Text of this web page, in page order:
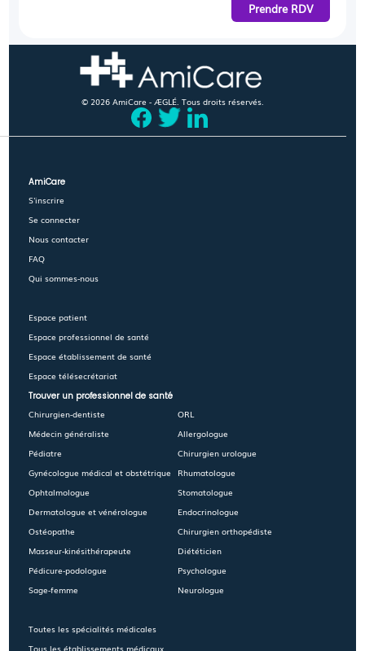
Prendre RDV
© 2026 AmiCare - ÆGLÉ. Tous droits réservés.
AmiCare
S'inscrire
Se connecter
Nous contacter
FAQ
Qui sommes-nous
Espace patient
Espace professionnel de santé
Espace établissement de santé
Espace télésecrétariat
Trouver un professionnel de santé
Chirurgien-dentiste
Médecin généraliste
Pédiatre
Gynécologue médical et obstétrique
Ophtalmologue
Dermatologue et vénérologue
Ostéopathe
Masseur-kinésithérapeute
Pédicure-podologue
Sage-femme
Toutes les spécialités médicales
Tous les établissements médicaux
ORL
Allergologue
Chirurgien urologue
Rhumatologue
Stomatologue
Endocrinologue
Chirurgien orthopédiste
Diététicien
Psychologue
Neurologue